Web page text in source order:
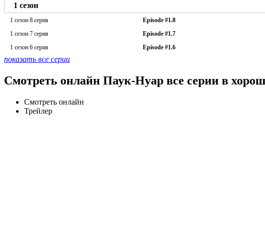
1 сезон
1 сезон 8 серия
Episode #1.8
1 сезон 7 серия
Episode #1.7
1 сезон 6 серия
Episode #1.6
показать все серии
Смотреть онлайн Паук-Нуар все серии в
Смотреть онлайн
Трейлер